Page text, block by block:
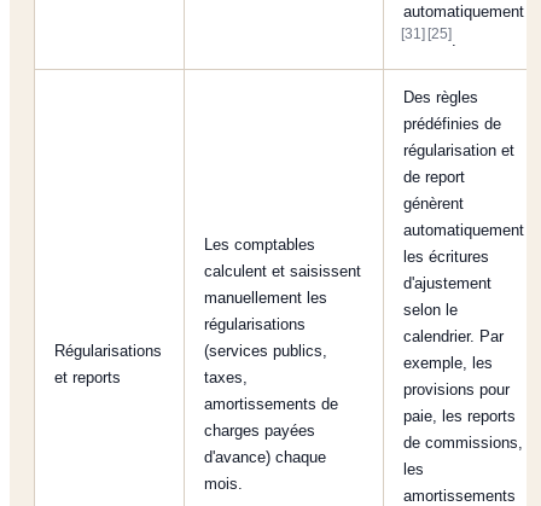
automatiquement
[31] [25]
Régularisations
et reports
Les comptables
calculent et saisissent
manuellement les
régularisations
(services publics,
taxes,
amortissements de
charges payées
d'avance) chaque
mois.
Des règles
prédéfinies de
régularisation et
de report
génèrent
automatiquement
les écritures
d'ajustement
selon le
calendrier. Par
exemple, les
provisions pour
paie, les reports
de commissions,
les
amortissements